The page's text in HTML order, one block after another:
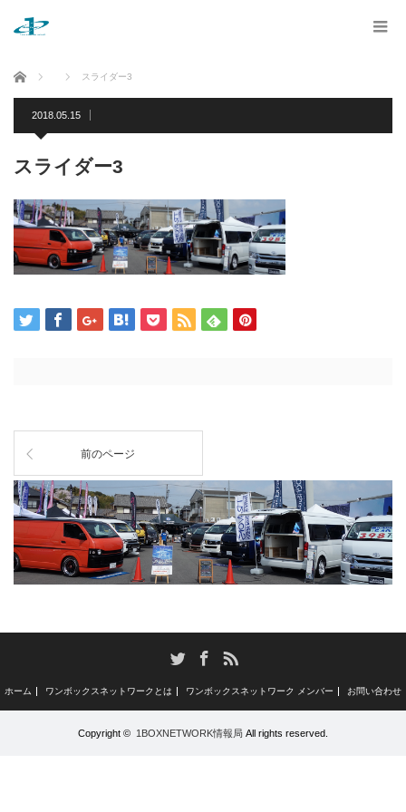
ホーム スライダー3
2018.05.15
スライダー3
前のページ
TwitterFacebook
ホーム ワンボックスネットワークとは ワンボックスネットワーク メンバー お問い合わせ
Copyright © 1BOXNETWORK情報局 All rights reserved.